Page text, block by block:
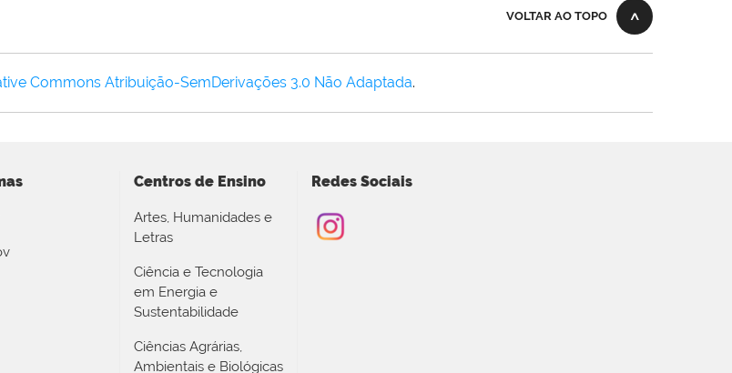
VOLTAR AO TOPO
Commons Atribuição-SemDerivações 3.0 Não Adaptada.
Centros de Ensino
Artes, Humanidades e
Letras
Ciência e Tecnologia
em Energia e
Sustentabilidade
Ciências Agrárias,
Ambientais e Biológicas
Redes Sociais